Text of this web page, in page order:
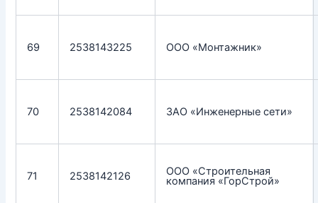
69 2538143225 ООО «Монтажник»
70 2538142084 ЗАО «Инженерные сети»
71 2538142126 ООО «Строительная
компания «ГорСтрой»